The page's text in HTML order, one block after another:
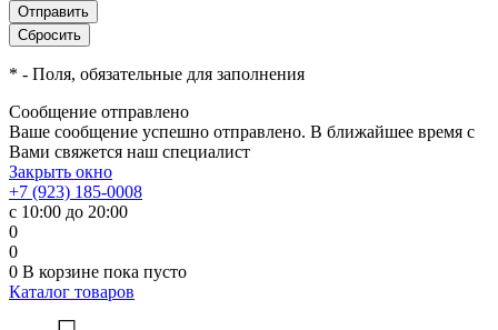
* - Поля, обязательные для заполнения
Сообщение отправлено
Ваше сообщение успешно отправлено. В ближайшее время с
Вами свяжется наш специалист
Закрыть окно
+7 (923) 185-0008
с 10:00 до 20:00
0
0
0 В корзине пока пусто
Каталог товаров